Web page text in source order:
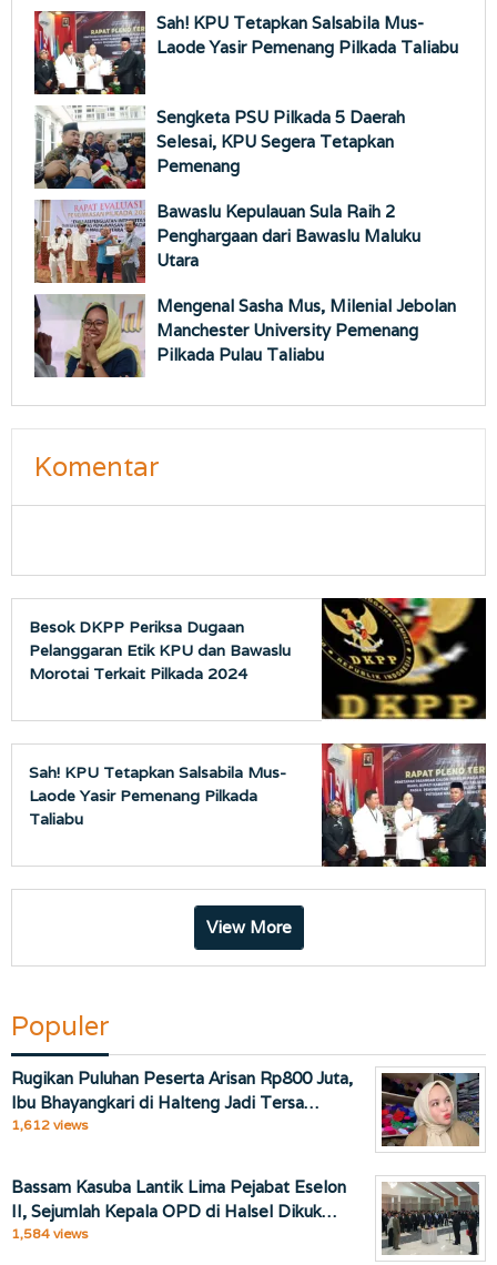
Sah! KPU Tetapkan Salsabila Mus-
Laode Yasir Pemenang Pilkada Taliabu
Sengketa PSU Pilkada 5 Daerah
Selesai, KPU Segera Tetapkan
Pemenang
Bawaslu Kepulauan Sula Raih 2
Penghargaan dari Bawaslu Maluku
Utara
Mengenal Sasha Mus, Milenial Jebolan
Manchester University Pemenang
Pilkada Pulau Taliabu
Komentar
Besok DKPP Periksa Dugaan
Pelanggaran Etik KPU dan Bawaslu
Morotai Terkait Pilkada 2024
Sah! KPU Tetapkan Salsabila Mus-
Laode Yasir Pemenang Pilkada
Taliabu
View More
Populer
Rugikan Puluhan Peserta Arisan Rp800 Juta,
Ibu Bhayangkari di Halteng Jadi Tersa…
1,612 views
Bassam Kasuba Lantik Lima Pejabat Eselon
II, Sejumlah Kepala OPD di Halsel Dikuk…
1,584 views